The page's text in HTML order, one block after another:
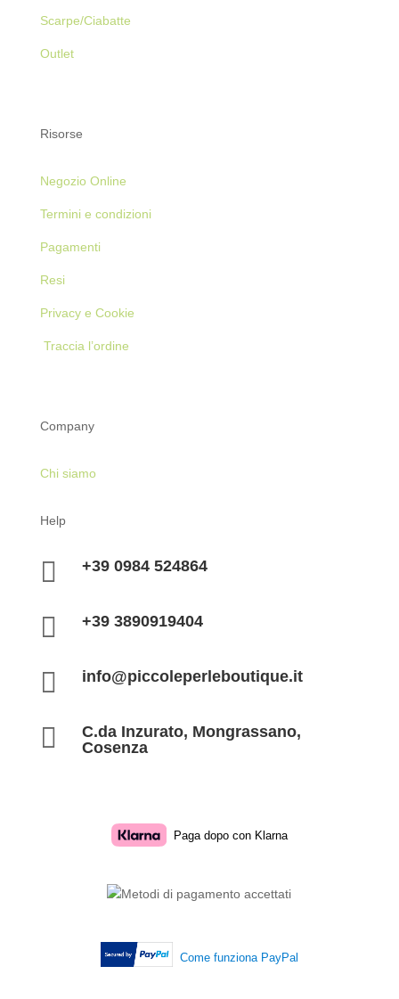
Scarpe/Ciabatte
Outlet
Risorse
Negozio Online
Termini e condizioni
Pagamenti
Resi
Privacy e Cookie
Traccia l’ordine
Company
Chi siamo
Help
 +39 0984 524864
 +39 3890919404
 info@piccoleperleboutique.it

C.da Inzurato, Mongrassano,
Cosenza
Paga dopo con Klarna
Come funziona PayPal